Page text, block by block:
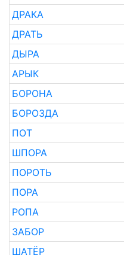
ДРАКА
ДРАТЬ
ДЫРА
АРЫК
БОРОНА
БОРОЗДА
ПОТ
ШПОРА
ПОРОТЬ
ПОРА
РОПА
ЗАБОР
ШАТЁР